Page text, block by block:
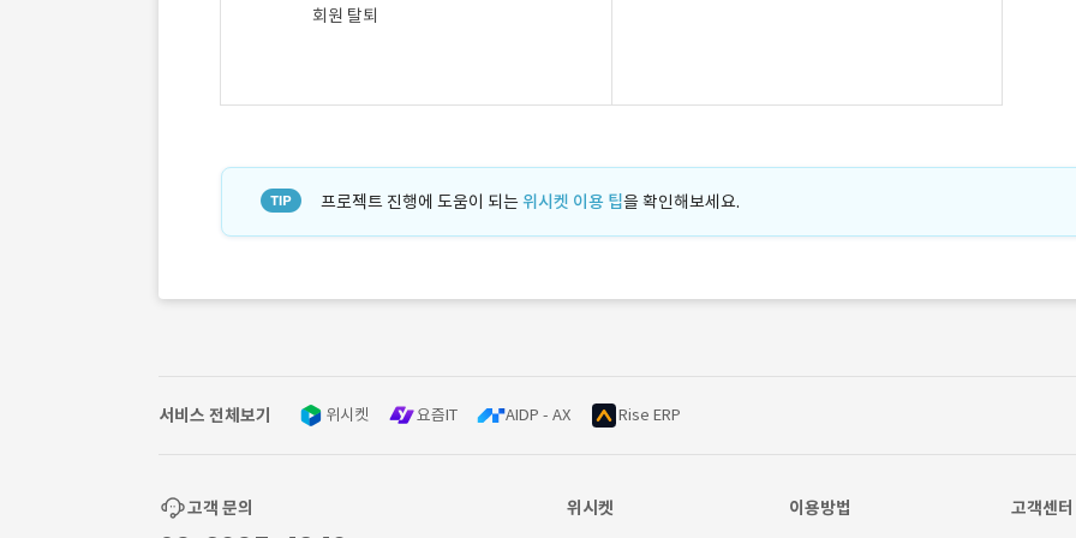
회원 탈퇴
프로젝트 진행에 도움이 되는 위시켓 이용 팁을 확인해보세요.
서비스 전체보기 위시켓 요즘IT AIDP - AX Rise ERP
고객 문의 위시켓 이용방법 고객센터